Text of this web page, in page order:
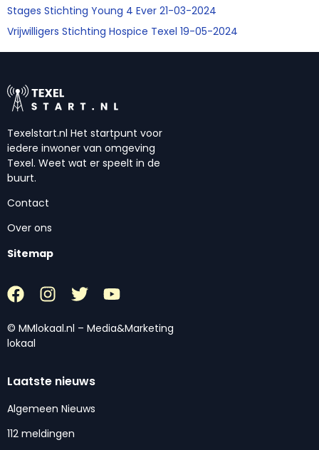
Stages Stichting Young 4 Ever 21-03-2024
Vrijwilligers Stichting Hospice Texel 19-05-2024
Texelstart.nl Het startpunt voor
iedere inwoner van omgeving
Texel. Weet wat er speelt in de
buurt.
Contact
Over ons
Sitemap
© MMlokaal.nl – Media&Marketing
lokaal
Laatste nieuws
Algemeen Nieuws
112 meldingen